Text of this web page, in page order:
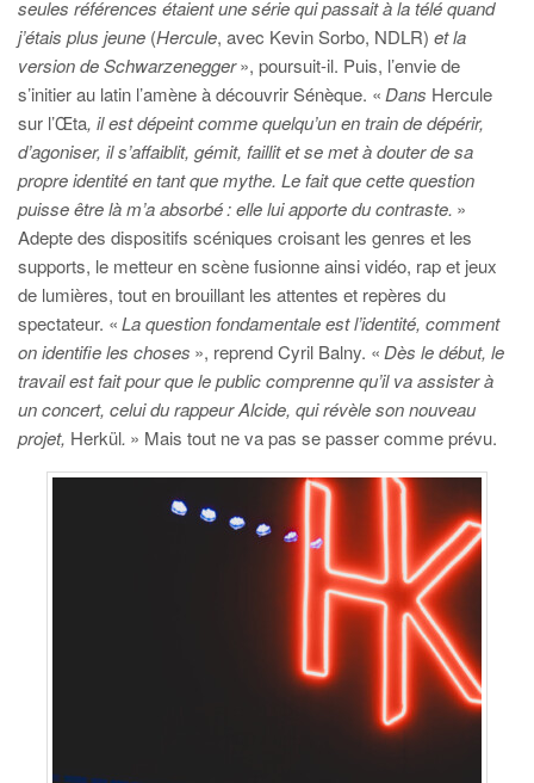
seules références étaient une sériequi passait à la télé quand
j’étais plus jeune (Hercule, avec Kevin Sorbo, NDLR) et la
version de Schwarzenegger», poursuit-il. Puis, l’envie de
s’initier au latin l’amène à découvrir Sénèque. « Dans Hercule
sur l’Œta, il est dépeint comme quelqu’un en train de dépérir,
d’agoniser, il s’affaiblit, gémit, faillit et se met à douter de sa
propre identité en tant que mythe. Le fait que cette question
puisse être là m’a absorbé : elle lui apporte du contraste. »
Adepte des dispositifs scéniques croisant les genres et les
supports, le metteur en scène fusionne ainsi vidéo, rap et jeux
de lumières, tout en brouillant les attentes et repères du
spectateur. «La question fondamentale est l’identité, comment
on identifie les choses », reprend Cyril Balny. « Dès le début, le
travail est fait pour que le public comprenne qu’il va assister à
un concert, celui du rappeur Alcide, qui révèle son nouveau
projet, Herkül. » Mais tout ne va pas se passer comme prévu.